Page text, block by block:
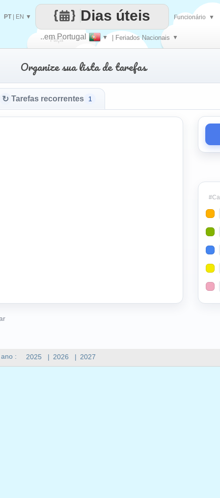
Faça
cada
..em Portugal ▼ | Feriados Nacionais ▼
Dias úteis
PT| EN ▼ Funcionário ▼
: 2025 | 2026 | 2027
Organize sua lista de tarefas
↻ Tarefas recorrentes 1